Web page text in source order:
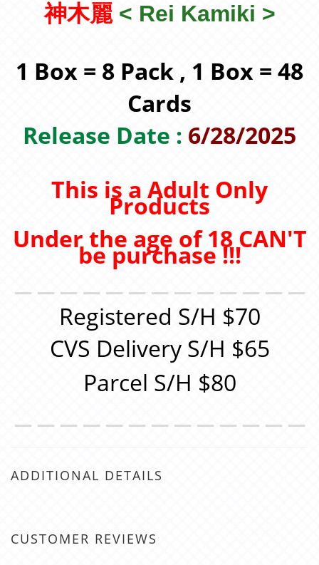
神木麗 < Rei Kamiki >
1 Box = 8 Pack , 1 Box = 48
Cards
Release Date : 6/28/2025
This is a Adult Only
Products
Under the age of 18 CAN'T
be purchase !!!
Registered S/H $70
CVS Delivery S/H $65
Parcel S/H $80
ADDITIONAL DETAILS
CUSTOMER REVIEWS